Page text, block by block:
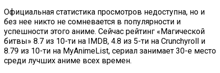
Официальная статистика просмотров недоступна, но и
без нее никто не сомневается в популярности и
успешности этого аниме. Сейчас рейтинг «Магической
битвы» 8.7 из 10-ти на IMDB, 4.8 из 5-ти на Crunchyroll и
8.79 из 10-ти на MyAnimeList, сериал занимает 30-е место
среди лучших аниме всех времен.